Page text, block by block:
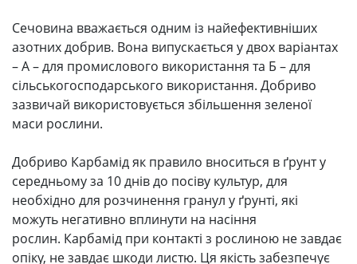
Сечовина вважається одним із найефективніших
азотних добрив. Вона випускається у двох варіантах
– А – для промислового використання та Б – для
сільськогосподарського використання. Добриво
зазвичай використовується збільшення зеленої
маси рослини.
Добриво Карбамід як правило вноситься в ґрунт у
середньому за 10 днів до посіву культур, для
необхідно для розчинення гранул у ґрунті, які
можуть негативно вплинути на насіння
рослин. Карбамід при контакті з рослиною не завдає
опіку, не завдає шкоди листю. Ця якість забезпечує